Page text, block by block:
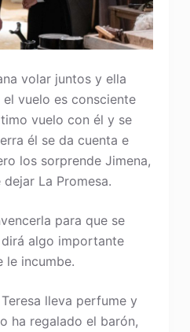
volar juntos y ella
vuelo es consciente
vuelo con él y se
él se da cuenta e
los sorprende Jimena,
La Promesa.
para que se
algo importante
le incumbe.
lleva perfume y
ha regalado el barón,